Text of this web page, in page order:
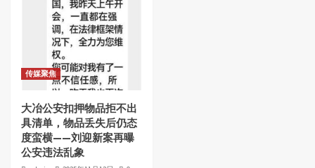
传媒聚焦
大冶公安扣押物品拒不出
具清单，物品丢失后仍态
度蛮横——刘迎新案再曝
公安违法乱象